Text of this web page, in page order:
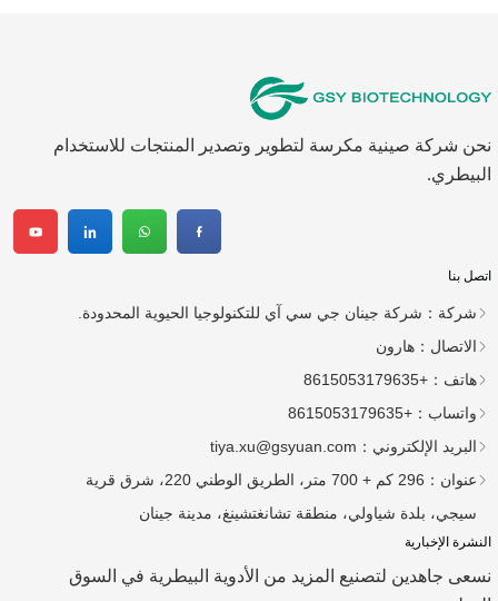
نحن شركة صينية مكرسة لتطوير وتصدير المنتجات للاستخدام
البيطري.
اتصل بنا
شركة： شركة جينان جي سي آي للتكنولوجيا الحيوية المحدودة.
الاتصال： هارون
هاتف： +8615053179635
واتساب： +8615053179635
البريد الإلكتروني： tiya.xu@gsyuan.com
عنوان：
296 كم + 700 متر، الطريق الوطني 220، شرق قرية
سيجي، بلدة شياولي، منطقة تشانغتشينغ، مدينة جينان
النشرة الإخبارية
نسعى جاهدين لتصنيع المزيد من الأدوية البيطرية في السوق